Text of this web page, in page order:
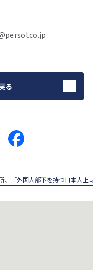
る
、「外国人部下を持つ日本人上